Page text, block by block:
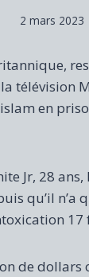
2 mars 2023
télévision
en
Jr, 28
qu’il n’a
17
de dollars